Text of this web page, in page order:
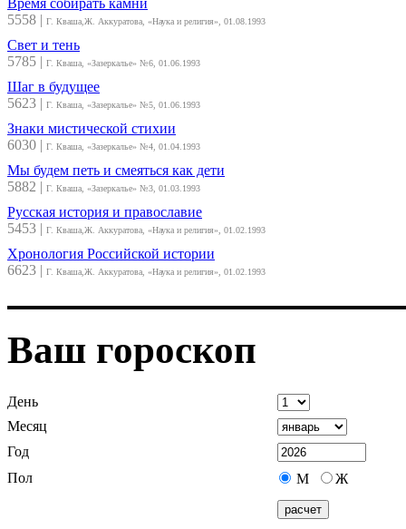
Время собирать камни
5558 | Г. Кваша,Ж. Аккуратова, «Наука и религия», 01.08.1993
Свет и тень
5785 | Г. Кваша, «Зазеркалье» №6, 01.06.1993
Шаг в будущее
5623 | Г. Кваша, «Зазеркалье» №5, 01.06.1993
Знаки мистической стихии
6030 | Г. Кваша, «Зазеркалье» №4, 01.04.1993
Мы будем петь и смеяться как дети
5882 | Г. Кваша, «Зазеркалье» №3, 01.03.1993
Русская история и православие
5453 | Г. Кваша,Ж. Аккуратова, «Наука и религия», 01.02.1993
Хронология Российской истории
6623 | Г. Кваша,Ж. Аккуратова, «Наука и религия», 01.02.1993
Ваш гороскоп
День
Месяц
Год
Пол
М Ж